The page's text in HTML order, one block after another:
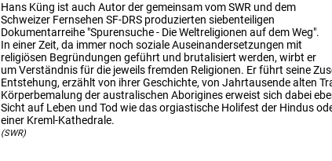
Hans Küng ist auch Autor der gemeinsam vom SWR und dem
Schweizer Fernsehen SF-DRS produzierten siebenteiligen
Dokumentarreihe "Spurensuche - Die Weltreligionen auf dem Weg".
In einer Zeit, da immer noch soziale Auseinandersetzungen mit
religiösen Begründungen geführt und brutalisiert werden, wirbt er
um Verständnis für die jeweils fremden Religionen. Er führt seine
Entstehung, erzählt von ihrer Geschichte, von Jahrtausende alten
Körperbemalung der australischen Aborigines erweist sich dabei
Sicht auf Leben und Tod wie das orgiastische Holifest der Hindus
einer Kreml-Kathedrale.
(SWR)